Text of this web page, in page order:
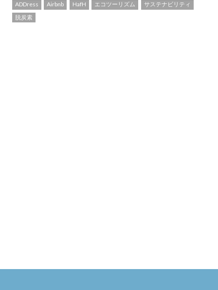
ADDress
Airbnb HafH エコツーリズム
サステナビリティ
脱炭素